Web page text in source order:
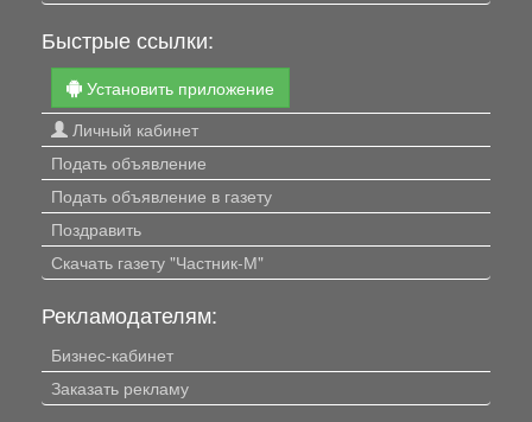
Быстрые ссылки:
Установить приложение
Личный кабинет
Подать объявление
Подать объявление в газету
Поздравить
Скачать газету "Частник-М"
Рекламодателям:
Бизнес-кабинет
Заказать рекламу